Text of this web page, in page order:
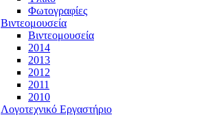
Φωτογραφίες
Βιντεομουσεία
Βιντεομουσεία
2014
2013
2012
2011
2010
Λογοτεχνικό Εργαστήριο